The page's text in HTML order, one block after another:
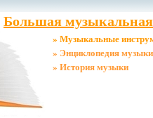
Большая
» Музыкальные
» Энциклопедия музыки
» История музыки